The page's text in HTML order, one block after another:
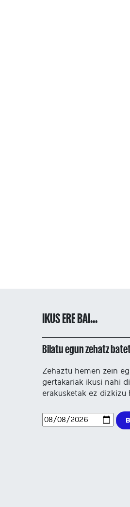
IKUS ERE BAI...
Bilatu egun zehatz
Zehaztu hemen zein
gertakariak ikusi nahi
erakusketak ez dizkizu